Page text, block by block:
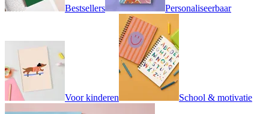
Bestsellers Personaliseerbaar
Voor kinderen School & motivatie